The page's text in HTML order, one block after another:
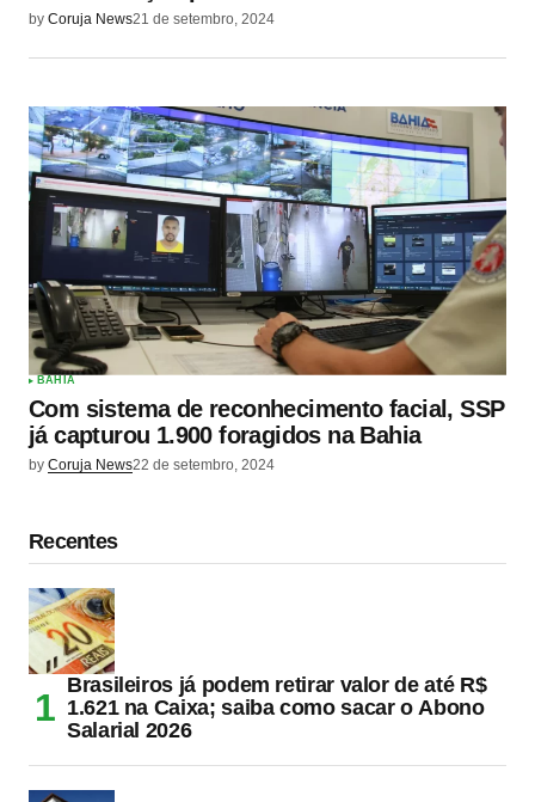
by Coruja News21 de setembro, 2024
BAHIA
Com sistema de reconhecimento facial, SSP
já capturou 1.900 foragidos na Bahia
by Coruja News22 de setembro, 2024
Recentes
Brasileiros já podem retirar valor de até R$
1.621 na Caixa; saiba como sacar o Abono
Salarial 2026